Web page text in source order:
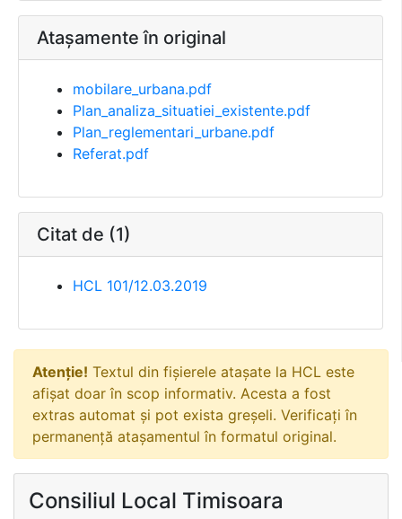
Atașamente în original
mobilare_urbana.pdf
Plan_analiza_situatiei_existente.pdf
Plan_reglementari_urbane.pdf
Referat.pdf
Citat de (1)
HCL 101/12.03.2019
Atenție! Textul din fișierele atașate la HCL este
afișat doar în scop informativ. Acesta a fost
extras automat și pot exista greșeli. Verificați în
permanență atașamentul în formatul original.
Consiliul Local Timisoara